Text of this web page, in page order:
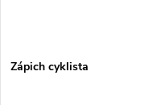
Zápich cyklista